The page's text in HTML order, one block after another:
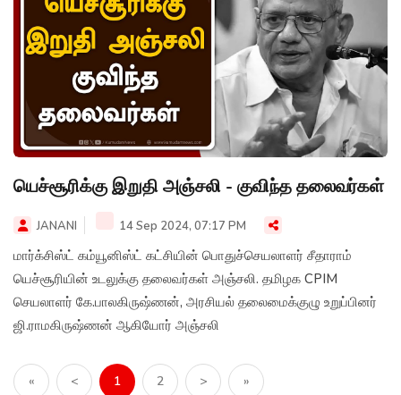
யெச்சூரிக்கு இறுதி அஞ்சலி - குவிந்த தலைவர்கள்
JANANI 14 Sep 2024, 07:17 PM
மார்க்சிஸ்ட் கம்யூனிஸ்ட் கட்சியின் பொதுச்செயலாளர் சீதாராம்
யெச்சூரியின் உடலுக்கு தலைவர்கள் அஞ்சலி. தமிழக CPIM
செயலாளர் கே.பாலகிருஷ்ணன், அரசியல் தலைமைக்குழு உறுப்பினர்
ஜி.ராமகிருஷ்ணன் ஆகியோர் அஞ்சலி
« < 1 2 > »